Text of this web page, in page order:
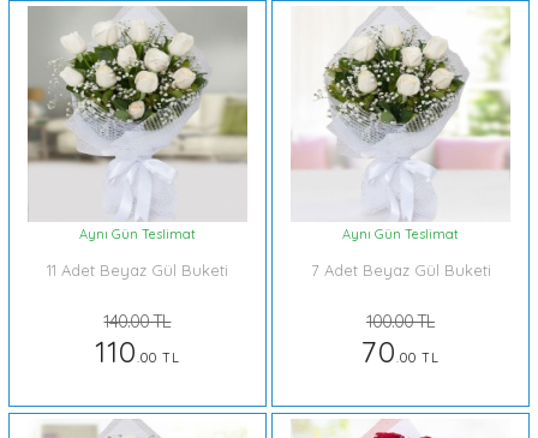
Aynı Gün Teslimat
11 Adet Beyaz Gül Buketi
140.00 TL
110.00 TL
Aynı Gün Teslimat
7 Adet Beyaz Gül Buketi
100.00 TL
70.00 TL